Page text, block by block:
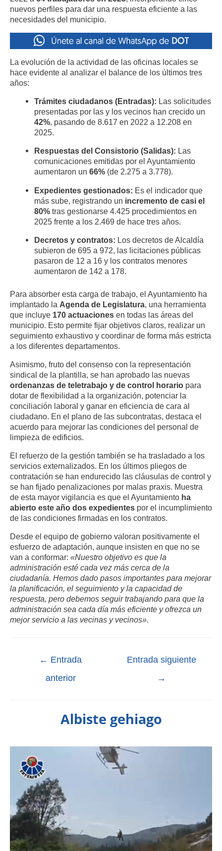
nuevos perfiles para dar una respuesta eficiente a las
necesidades del municipio.
La evolución de la actividad de las oficinas locales se
hace evidente al analizar el balance de los últimos tres
años:
Trámites ciudadanos (Entradas): Las solicitudes
presentadas por las y los vecinos han crecido un
42%, pasando de 8.617 en 2022 a 12.208 en
2025.
Respuestas del Consistorio (Salidas): Las
comunicaciones emitidas por el Ayuntamiento
aumentaron un66% (de 2.275 a 3.778).
Expedientes gestionados: Es el indicador que
más sube, registrando un incremento de casi el
80% tras gestionarse 4.425 procedimientos en
2025 frente a los 2.469 de hace tres años.
Decretos y contratos: Los decretos de Alcaldía
subieron de 695 a 972, las licitaciones públicas
pasaron de 12 a 16 y los contratos menores
aumentaron de 142 a 178.
Para absorber esta carga de trabajo, el Ayuntamiento ha
implantado la Agenda de Legislatura , una herramienta
que incluye 170 actuaciones en todas las áreas del
municipio. Esto permite fijar objetivos claros, realizar un
seguimiento exhaustivo y coordinar de forma más estricta
a los diferentes departamentos.
Asimismo, fruto del consenso con la representación
sindical de la plantilla, se han aprobado las nuevas
ordenanzas de teletrabajo y de control horario para
dotar de flexibilidad a la organización, potenciar la
conciliación laboral y ganar en eficiencia de cara al
ciudadano. En el plano de las subcontratas, destaca el
acuerdo para mejorar las condiciones del personal de
limpieza de edificios.
El refuerzo de la gestión también se ha trasladado a los
servicios externalizados. En los últimos pliegos de
contratación se han endurecido las cláusulas de control y
se han fijado penalizaciones por malas praxis. Muestra
de esta mayor vigilancia es que el Ayuntamiento ha
abierto este año dos expedientes por el incumplimiento
de las condiciones firmadas en los contratos.
Desde el equipo de gobierno valoran positivamente el
esfuerzo de adaptación, aunque insisten en que no se
van a conformar: «Nuestro objetivo es que la
administración esté cada vez más cerca de la
ciudadanía. Hemos dado pasos importantes para mejorar
la planificación, el seguimiento y la capacidad de
respuesta, pero debemos seguir trabajando para que la
administración sea cada día más eficiente y ofrezca un
mejor servicio a las vecinas y vecinos».
← Entrada
anterior
Entrada siguiente
→
Albiste gehiago